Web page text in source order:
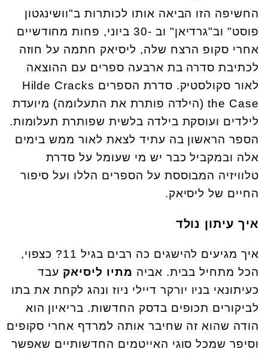
החשיפה הזו הביאה אותו לכותרות ב"וושינגטון
פוסט" וב"גרדיאן" וב -30 ביוני, פחות מחודשיים
אחרי סקופ הרצח שלה, ליסיאק חתמה על חוזה
לכתיבת סדרה בת ארבעה ספרים עם ההוצאה
לאור סקולסטיק. סדרת הספרים Hilde Cracks
the Case (הילדה פותרת את התעלומה) מיועדת
לילדים ועוסקת בילדה בלשית שפותרת תעלומות.
הספר הראשון בה עתיד לצאת לאור ממש בימים
אלה ובמקביל כבר יש מי שעומל על סדרת
טלוויזיה המבוססת על הספרים הללו ועל סיפור
החיים של ליסיאק.
איך עיתון נולד
איך מגיעים להישגים כה רבים בגיל 11? כצפוי,
הכל מתחיל בבית. אביה מתיו ליסיאק עבד
כעיתונאי בניו יורקר דיילי ניוז ונהג לקחת את בתו
לביקורים תכופים בדסק החדשות. בריאיון הוא
הודה שהוא זה שחיבר אותה למרדף אחרי סקופים
וסיפר שמכל סוגי האייטמים החדשותיים שאפשר